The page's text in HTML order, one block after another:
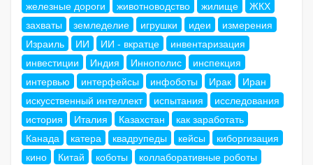
железные дороги
животноводство жилище
ЖКХ
захваты
земледелие игрушки идеи
измерения
Израиль
ИИ ИИ - вкратце
инвентаризация
инвестиции
Индия Иннополис
инспекция
интервью
интерфейсы инфоботы Ирак
Иран
искусственный интеллект
испытания
исследования
история
Италия Казахстан
как заработать
Канада
катера квадрупеды кейсы
киборгизация
кино
Китай коботы
коллаборативные роботы